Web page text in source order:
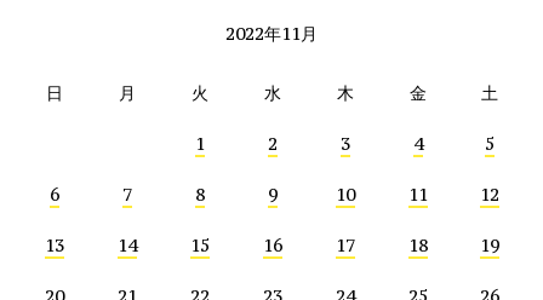
2022年11月
日 月 火 水 木 金 土
1 2 3 4 5
6 7 8 9 10 11 12
13 14 15 16 17 18 19